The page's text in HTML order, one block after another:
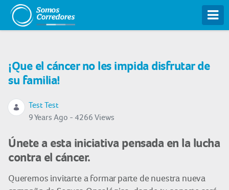
¡Que el cáncer no les impida disfrutar de
su familia!
Test Test
9 Years Ago - 4266 Views
Únete a esta iniciativa pensada en la lucha
contra el cáncer.
Queremos invitarte a formar parte de nuestra nueva